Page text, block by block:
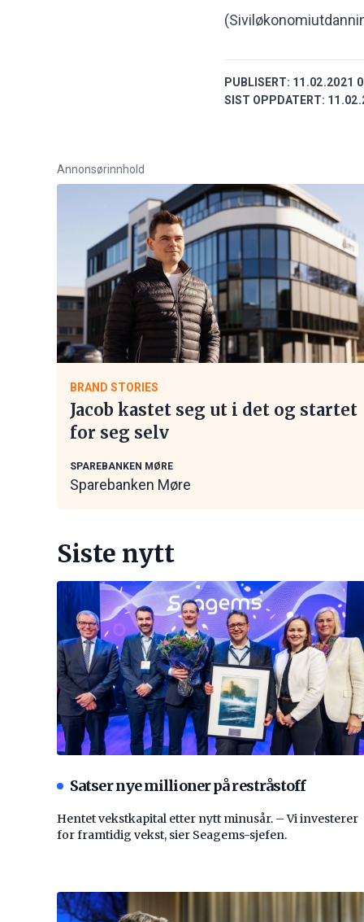
PUBLISERT: 11.02.2021
SIST OPPDATERT:
Annonsørinnhold
BRAND STORIES
Jacob kastet seg ut i det og startet
for seg selv
SPAREBANKEN MØRE
Sparebanken Møre
Siste nytt
Satser nye millioner på restråstoff
Hentet vekstkapital etter nytt minusår. – Vi investerer
for framtidig vekst, sier Seagems-sjefen.